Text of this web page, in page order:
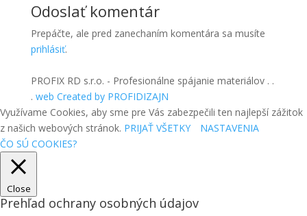
Odoslať komentár
Prepáčte, ale pred zanechaním komentára sa musíte
prihlásiť.
PROFIX RD s.r.o. - Profesionálne spájanie materiálov . .
. web Created by PROFIDIZAJN
Využívame Cookies, aby sme pre Vás zabezpečili ten najlepší zážitok
z našich webových stránok. PRIJAŤ VŠETKY
NASTAVENIA
ČO SÚ COOKIES?
Close
Prehľad ochrany osobných údajov